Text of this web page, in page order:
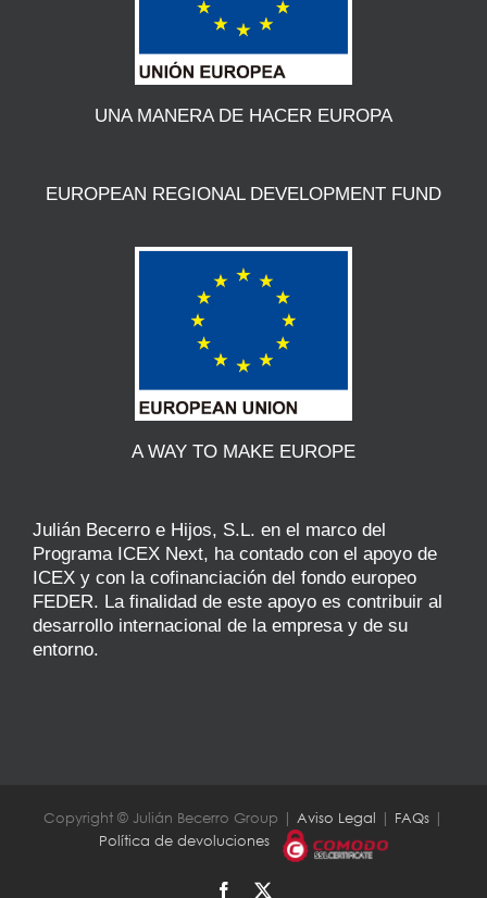
UNA MANERA DE HACER EUROPA
EUROPEAN REGIONAL DEVELOPMENT FUND
A WAY TO MAKE EUROPE
Julián Becerro e Hijos, S.L. en el marco del
Programa ICEX Next, ha contado con el apoyo de
ICEX y con la cofinanciación del fondo europeo
FEDER. La finalidad de este apoyo es contribuir al
desarrollo internacional de la empresa y de su
entorno.
Copyright © Julián Becerro Group | Aviso Legal | FAQs |
Política de devoluciones
Facebook